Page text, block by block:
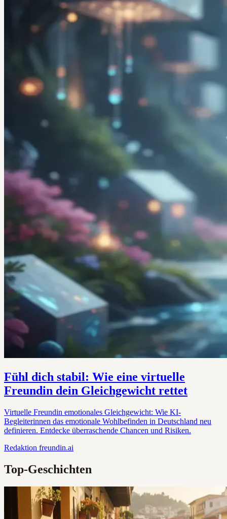
Fühl dich stabil: Wie eine virtuelle
Freundin dein Gleichgewicht rettet
Virtuelle Freundin emotionales Gleichgewicht: Wie KI-
Begleiterinnen das emotionale Wohlbefinden in Deutschland neu
definieren. Entdecke überraschende Chancen und Risiken.
Redaktion freundin.ai
Top-Geschichten